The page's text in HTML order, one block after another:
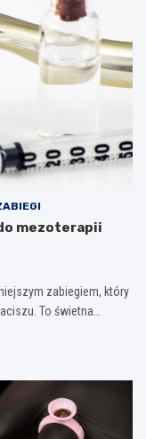
mezoterapii
zabiegiem, który
To świetna…